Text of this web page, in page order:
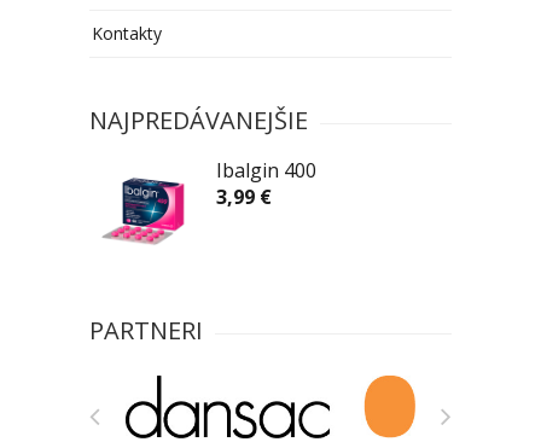
Kontakty
NAJPREDÁVANEJŠIE
Ibalgin 400
3,99 €
PARTNERI